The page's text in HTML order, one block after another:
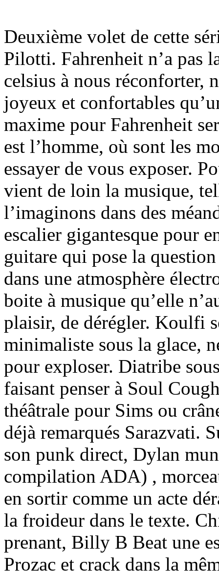
Deuxième volet de cette
Pilotti. Fahrenheit n’a pas
celsius à nous réconforter,
joyeux et confortables
maxime pour Fahrenheit
est l’homme, où sont les
essayer de vous exposer.
vient de loin la musique,
l’imaginons dans des
escalier gigantesque pour
guitare qui pose la
dans une atmosphère
boite à musique qu’elle
plaisir, de dérégler. Koulfi
minimaliste sous la glace,
pour exploser. Diatribe
faisant penser à Soul
théâtrale pour Sims ou
déjà remarqués Sarazvati.
son punk direct, Dylan
compilation ADA) ,
en sortir comme un acte
la froideur dans le texte.
prenant, Billy B Beat une
Prozac et crack dans la